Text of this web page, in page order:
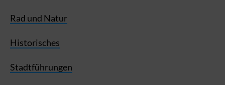
Rad und Natur
Historisches
Stadtführungen